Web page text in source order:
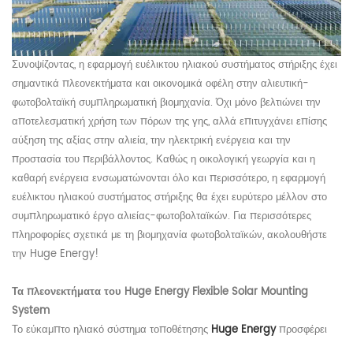
Συνοψίζοντας, η εφαρμογή ευέλικτου ηλιακού συστήματος στήριξης έχει
σημαντικά πλεονεκτήματα και οικονομικά οφέλη στην αλιευτική-
φωτοβολταϊκή συμπληρωματική βιομηχανία. Όχι μόνο βελτιώνει την
αποτελεσματική χρήση των πόρων της γης, αλλά επιτυγχάνει επίσης
αύξηση της αξίας στην αλιεία, την ηλεκτρική ενέργεια και την
προστασία του περιβάλλοντος. Καθώς η οικολογική γεωργία και η
καθαρή ενέργεια ενσωματώνονται όλο και περισσότερο, η εφαρμογή
ευέλικτου ηλιακού συστήματος στήριξης θα έχει ευρύτερο μέλλον στο
συμπληρωματικό έργο αλιείας-φωτοβολταϊκών. Για περισσότερες
πληροφορίες σχετικά με τη βιομηχανία φωτοβολταϊκών, ακολουθήστε
την Huge Energy!
Τα πλεονεκτήματα του Huge Energy Flexible Solar Mounting
System
Το εύκαμπτο ηλιακό σύστημα τοποθέτησης Huge Energyπροσφέρει